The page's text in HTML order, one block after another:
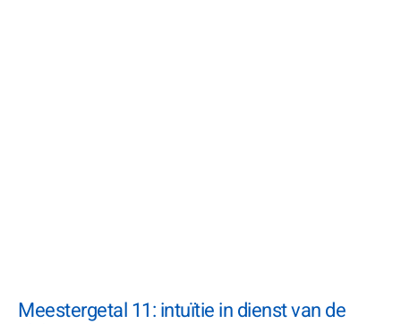
Meestergetal 11: intuïtie in dienst van de